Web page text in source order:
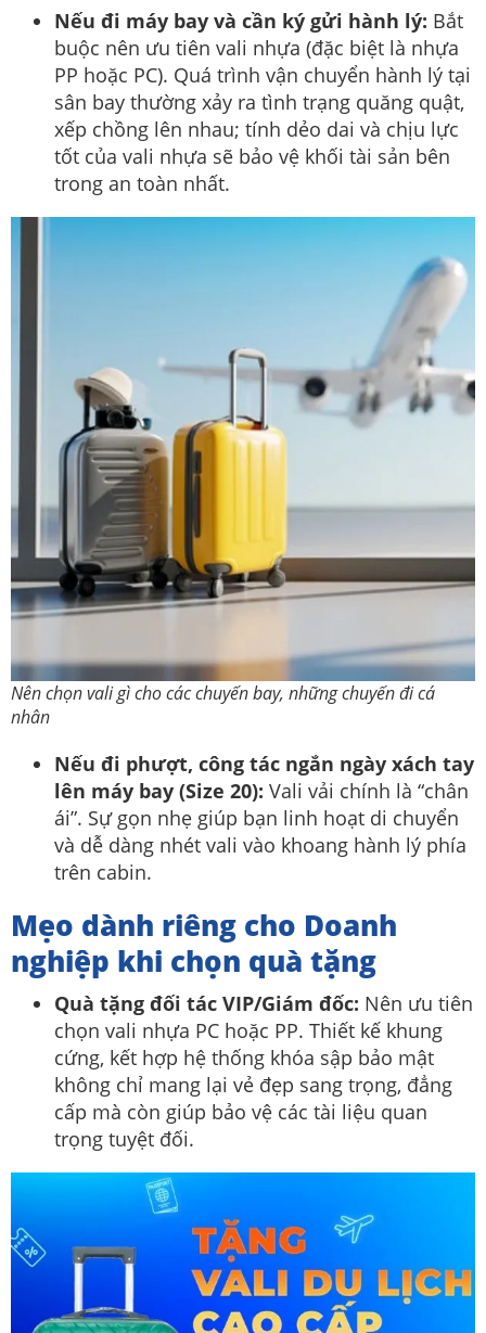
Nếu đi máy bay và cần ký gửi hành lý: Bắt
buộc nên ưu tiên vali nhựa (đặc biệt là nhựa
PP hoặc PC). Quá trình vận chuyển hành lý tại
sân bay thường xảy ra tình trạng quăng quật,
xếp chồng lên nhau; tính dẻo dai và chịu lực
tốt của vali nhựa sẽ bảo vệ khối tài sản bên
trong an toàn nhất.
Nên chọn vali gì cho các chuyến bay, những chuyến đi cá
nhân
Nếu đi phượt, công tác ngắn ngày xách tay
lên máy bay (Size 20): Vali vải chính là “chân
ái”. Sự gọn nhẹ giúp bạn linh hoạt di chuyển
và dễ dàng nhét vali vào khoang hành lý phía
trên cabin.
Mẹo dành riêng cho Doanh
nghiệp khi chọn quà tặng
Quà tặng đối tác VIP/Giám đốc: Nên ưu tiên
chọn vali nhựa PC hoặc PP. Thiết kế khung
cứng, kết hợp hệ thống khóa sập bảo mật
không chỉ mang lại vẻ đẹp sang trọng, đẳng
cấp mà còn giúp bảo vệ các tài liệu quan
trọng tuyệt đối.